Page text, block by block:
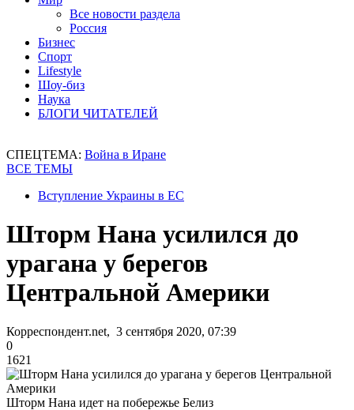
Все новости раздела
Россия
Бизнес
Спорт
Lifestyle
Шоу-биз
Наука
БЛОГИ ЧИТАТЕЛЕЙ
СПЕЦТЕМА: Война в Иране
ВСЕ ТЕМЫ
Вступление Украины в ЕС
Шторм Нана усилился до
урагана у берегов
Центральной Америки
Корреспондент.net, 3 сентября 2020, 07:39
0
1621
Шторм Нана идет на побережье Белиз